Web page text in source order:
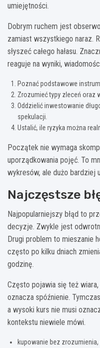
umiejętności.
Dobrym ruchem jest
zamiast wszystkiego naraz.
słyszeć całego hałasu.
reaguje na wyniki,
Poznać podstawowe
Zrozumieć typy zleceń oraz
Oddzielić inwestowanie
spekulacji.
Ustalić, ile ryzyka można
Początek nie wymaga
uporządkowania pojęć. To
wykresów, ale dużo bardziej
Najczęstsze
Najpopularniejszy błąd to
decyzje. Zwykle jest
Drugi problem to mieszanie
często po kilku dniach
godzinę.
Często pojawia się też
oznacza spóźnienie.
a wysoki kurs nie musi
kontekstu niewiele mówi.
kupowanie bez